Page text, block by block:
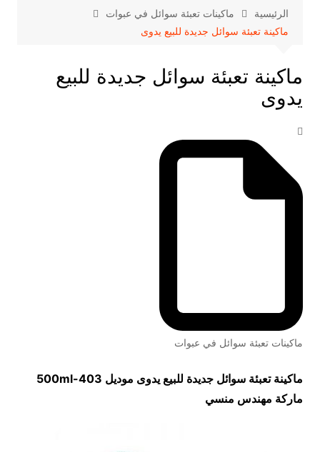
الرئيسية
ماكينات تعبئة سوائل في عبوات
ماكينة تعبئة سوائل جديدة للبيع يدوى
ماكينة تعبئة سوائل جديدة للبيع
يدوى
ماكينات تعبئة سوائل في عبوات
ماكينة تعبئة سوائل جديدة للبيع يدوى موديل 403-500ml
ماركة مهندس منسي